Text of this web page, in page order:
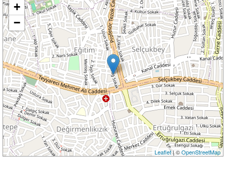
+
−
Leaflet| ©OpenStreetMap